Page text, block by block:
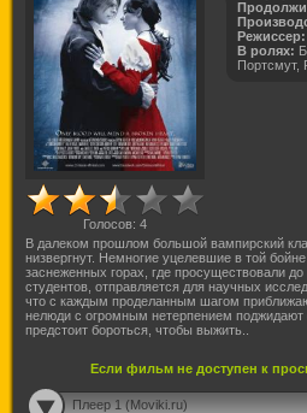
Голосов: 4
Режиссер:
В ролях:
В далеком прошлом большой вампирский
низвергнут. Немногие уцелевшие в той
заснеженных горах, где просуществовали
студентов, отправляется для научных
что с каждым проделанным шагом
нелюди с огромным нетерпением
предстоит бороться, чтобы выжить..
Если фильм не доступен к
Плеер 1 (Moviki.ru)